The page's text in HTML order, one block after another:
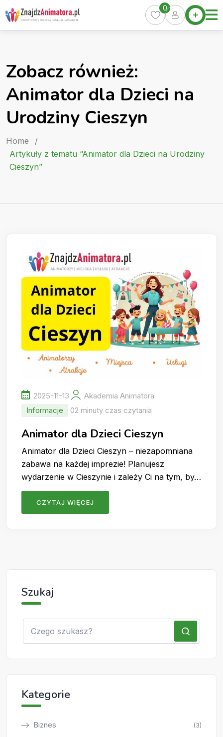
Skip
to
content
Home
Oferty
Kurs
Artykuły
0
Zobacz również:
Animator dla Dzieci na
Urodziny Cieszyn
Home
/
Artykuły z tematu “Animator dla Dzieci na Urodziny
Cieszyn”
2025-11-13
Akademia Animatora
Informacje
02 minuty czas czytania
Animator dla Dzieci Cieszyn
Animator dla Dzieci Cieszyn – niezapomniana
zabawa na każdej imprezie! Planujesz
wydarzenie w Cieszynie i zależy Ci na tym, by…
CZYTAJ WIĘCEJ
Szukaj
Kategorie
Biznes (3)